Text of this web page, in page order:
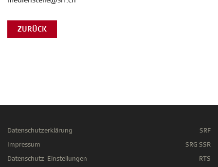
ZURÜCK
Datenschutzerklärung
Impressum
Datenschutz-Einstellungen
SRF
SRG SSR
RTS